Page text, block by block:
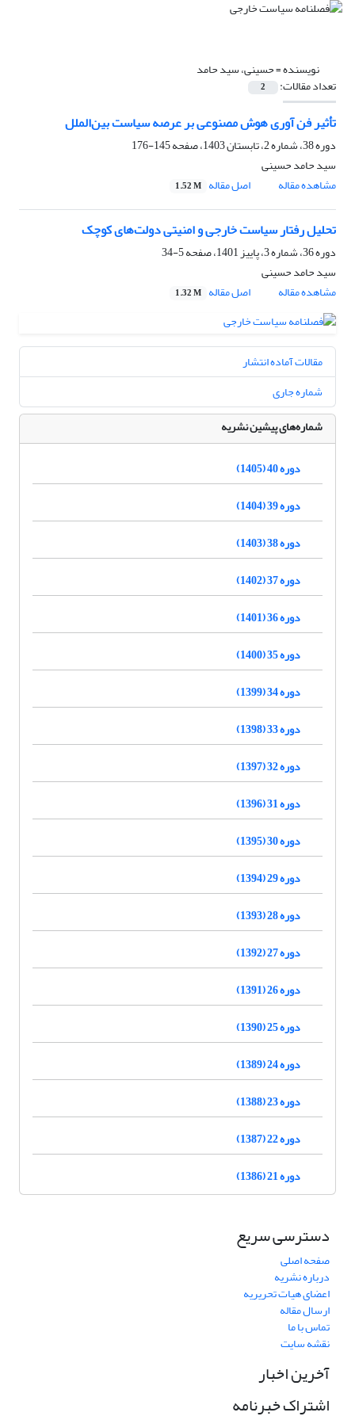
نویسنده =حسینی، سید حامد
تعداد مقالات: 2
تأثیر فن آوری هوش مصنوعی بر عرصه سیاست بین‌الملل
دوره 38، شماره 2، تابستان 1403، صفحه
145-176
سید حامد حسینی
مشاهده مقاله
اصل مقاله 1.52 M
تحلیل رفتار سیاست خارجی و امنیتی دولت‌های کوچک
دوره 36، شماره 3، پاییز 1401، صفحه
5-34
سید حامد حسینی
مشاهده مقاله
اصل مقاله 1.32 M
مقالات آماده انتشار
شماره جاری
شماره‌های پیشین نشریه
دوره 40 (1405)
دوره 39 (1404)
دوره 38 (1403)
دوره 37 (1402)
دوره 36 (1401)
دوره 35 (1400)
دوره 34 (1399)
دوره 33 (1398)
دوره 32 (1397)
دوره 31 (1396)
دوره 30 (1395)
دوره 29 (1394)
دوره 28 (1393)
دوره 27 (1392)
دوره 26 (1391)
دوره 25 (1390)
دوره 24 (1389)
دوره 23 (1388)
دوره 22 (1387)
دوره 21 (1386)
دسترسی سریع
صفحه اصلی
درباره نشریه
اعضای هیات تحریریه
ارسال مقاله
تماس با ما
نقشه سایت
آخرین اخبار
اشتراک خبرنامه